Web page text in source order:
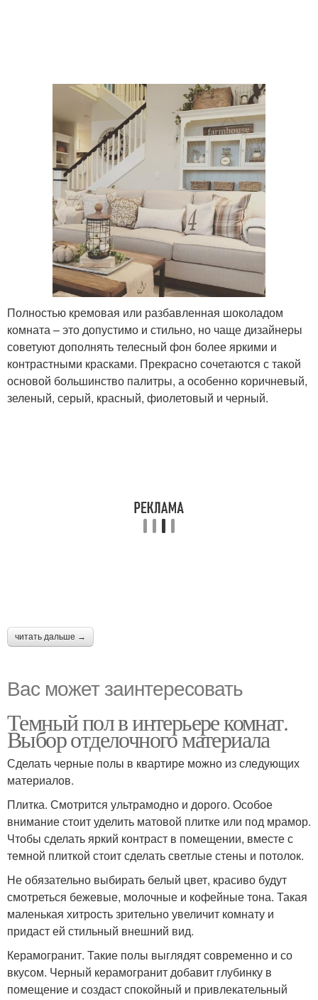
Полностью кремовая или разбавленная шоколадом
комната – это допустимо и стильно, но чаще дизайнеры
советуют дополнять телесный фон более яркими и
контрастными красками. Прекрасно сочетаются с такой
основой большинство палитры, а особенно коричневый,
зеленый, серый, красный, фиолетовый и черный.
читать дальше →
Вас может заинтересовать
Темный пол в интерьере комнат.
Выбор отделочного материала
Сделать черные полы в квартире можно из следующих
материалов.
Плитка. Смотрится ультрамодно и дорого. Особое
внимание стоит уделить матовой плитке или под мрамор.
Чтобы сделать яркий контраст в помещении, вместе с
темной плиткой стоит сделать светлые стены и потолок.
Не обязательно выбирать белый цвет, красиво будут
смотреться бежевые, молочные и кофейные тона. Такая
маленькая хитрость зрительно увеличит комнату и
придаст ей стильный внешний вид.
Керамогранит. Такие полы выглядят современно и со
вкусом. Черный керамогранит добавит глубинку в
помещение и создаст спокойный и привлекательный